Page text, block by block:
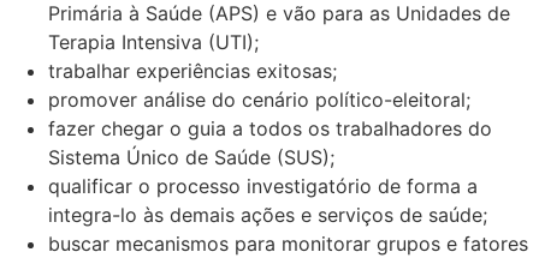
Primária à Saúde (APS) e vão para as Unidades de
Terapia Intensiva (UTI);
trabalhar experiências exitosas;
promover análise do cenário político-eleitoral;
fazer chegar o guia a todos os trabalhadores do
Sistema Único de Saúde (SUS);
qualificar o processo investigatório de forma a
integra-lo às demais ações e serviços de saúde;
buscar mecanismos para monitorar grupos e fatores